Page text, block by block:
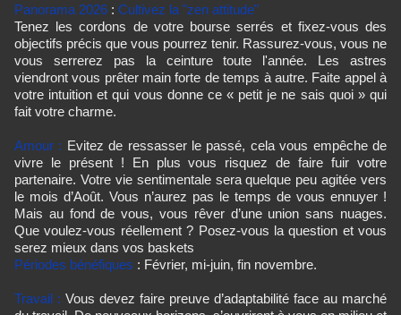
Panorama 2026 : Cultivez la "zen attitude"
Tenez les cordons de votre bourse serrés et fixez-vous des
objectifs précis que vous pourrez tenir. Rassurez-vous, vous ne
vous serrerez pas la ceinture toute l'année. Les astres
viendront vous prêter main forte de temps à autre. Faite appel à
votre intuition et qui vous donne ce « petit je ne sais quoi » qui
fait votre charme.
Amour : Evitez de ressasser le passé, cela vous empêche de
vivre le présent ! En plus vous risquez de faire fuir votre
partenaire. Votre vie sentimentale sera quelque peu agitée vers
le mois d’Août. Vous n’aurez pas le temps de vous ennuyer !
Mais au fond de vous, vous rêver d’une union sans nuages.
Que voulez-vous réellement ? Posez-vous la question et vous
serez mieux dans vos baskets
Périodes bénéfiques : Février, mi-juin, fin novembre.
Travail : Vous devez faire preuve d’adaptabilité face au marché